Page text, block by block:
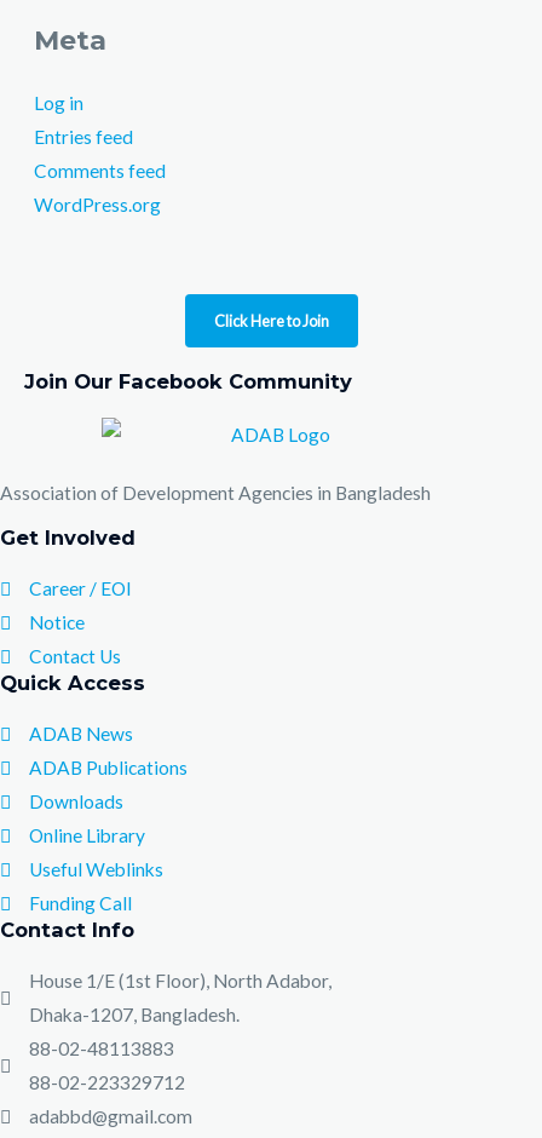
Meta
Log in
Entries feed
Comments feed
WordPress.org
Click Here to Join
Join Our Facebook Community
Association of Development Agencies in Bangladesh
Get Involved
Career / EOI
Notice
Contact Us
Quick Access
ADAB News
ADAB Publications
Downloads
Online Library
Useful Weblinks
Funding Call
Contact Info
House 1/E (1st Floor), North Adabor,
Dhaka-1207, Bangladesh.
88-02-48113883
88-02-223329712
adabbd@gmail.com